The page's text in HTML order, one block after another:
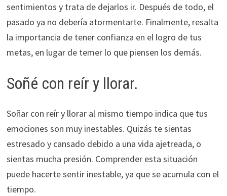
sentimientos y trata de dejarlos ir. Después de todo, el
pasado ya no debería atormentarte. Finalmente, resalta
la importancia de tener confianza en el logro de tus
metas, en lugar de temer lo que piensen los demás.
Soñé con reír y llorar.
Soñar con reír y llorar al mismo tiempo indica que tus
emociones son muy inestables. Quizás te sientas
estresado y cansado debido a una vida ajetreada, o
sientas mucha presión. Comprender esta situación
puede hacerte sentir inestable, ya que se acumula con el
tiempo.